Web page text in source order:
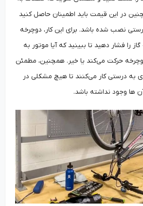
در این قیمت باید اطمینان حاصل کنید
شده باشد. برای این کار، دوچرخه
فشار دهید تا ببینید که آیا موتور به
حرکت می‌کند یا خیر. همچنین، مطمئن
درستی کار می‌کنند تا هیچ مشکلی در
وجود نداشته باشد.